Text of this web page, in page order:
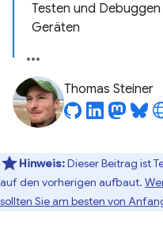
Testen und
Geräten
Thomas Steiner
Hinweis:Dieser Beitrag ist
auf den vorherigen aufbaut.
sollten Sie am besten von